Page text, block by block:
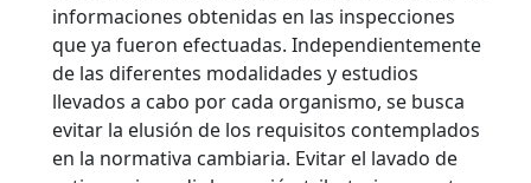
informaciones obtenidas en las inspecciones
que ya fueron efectuadas. Independientemente
de las diferentes modalidades y estudios
llevados a cabo por cada organismo, se busca
evitar la elusión de los requisitos contemplados
en la normativa cambiaria. Evitar el lavado de